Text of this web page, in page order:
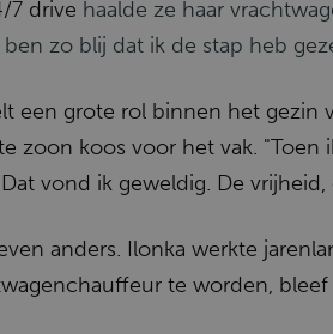
7 drive haalde ze haar
zo blij dat ik de stap heb
een grote rol binnen het gezin
zoon koos voor het vak.
vond ik geweldig. De
anders. Ilonka werkte
te worden,